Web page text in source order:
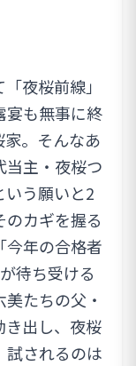
夜桜前線」
宴も無事に終
。そんなあ
当主・夜桜つ
いう願いと2
カギを握る
今年の合格者
待ち受ける
たちの父・
き出し、夜桜
試されるのは